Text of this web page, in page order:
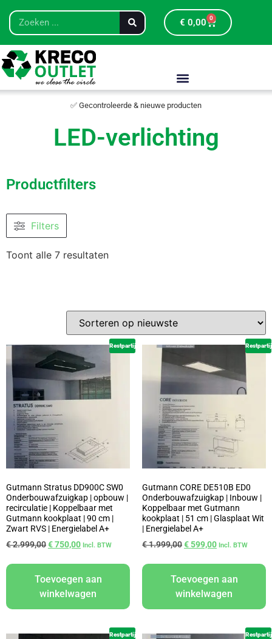
€ 0,00 0
✅ Gecontroleerde & nieuwe producten
LED-verlichting
Productfilters
Filters
Toont alle 7 resultaten
Restpartij
Gutmann Stratus DD900C SW0
Onderbouwafzuigkap | opbouw |
recirculatie | Koppelbaar met
Gutmann kookplaat | 90 cm |
Zwart RVS | Energielabel A+
€2.999,00€750,00 Incl. BTW
Toevoegen aan
winkelwagen
Restpartij
Gutmann CORE DE510B ED0
Onderbouwafzuigkap | Inbouw |
Koppelbaar met Gutmann
kookplaat | 51 cm | Glasplaat Wit
| Energielabel A+
€1.999,00€599,00 Incl. BTW
Toevoegen aan
winkelwagen
Restpartij Restpartij